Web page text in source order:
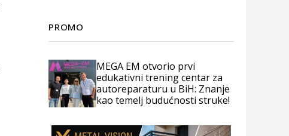
PROMO
MEGA EM otvorio prvi
edukativni trening centar za
autoreparaturu u BiH: Znanje
kao temelj budućnosti struke!